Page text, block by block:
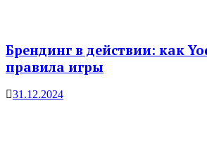
Брендинг в действии: как
правила игры
31.12.2024